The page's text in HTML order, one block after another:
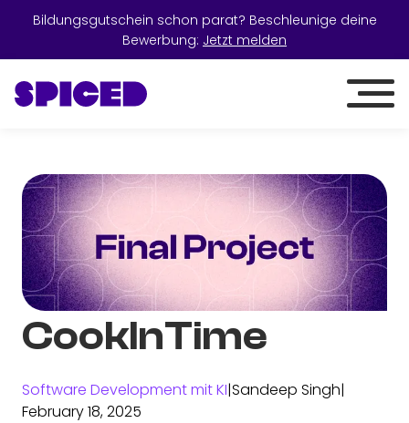
Bildungsgutschein schon parat? Beschleunige deine
Bewerbung: Jetzt melden
CookInTime
Software Development mit KI|Sandeep Singh|
February 18, 2025